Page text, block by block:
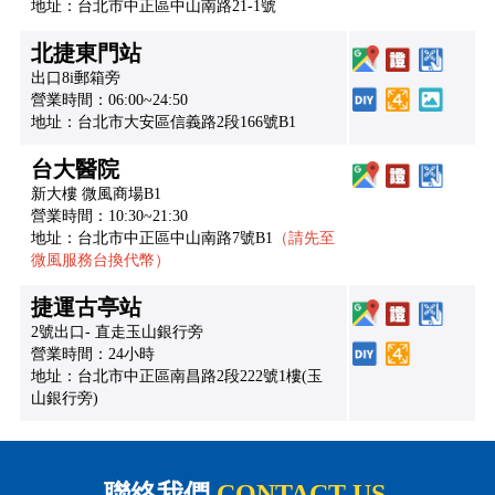
地址：台北市中正區中山南路21-1號
北捷東門站
出口8i郵箱旁
營業時間：06:00~24:50
地址：台北市大安區信義路2段166號B1
台大醫院
新大樓 微風商場B1
營業時間：10:30~21:30
地址：台北市中正區中山南路7號B1 （請先至
微風服務台換代幣）
捷運古亭站
2號出口- 直走玉山銀行旁
營業時間：24小時
地址：台北市中正區南昌路2段222號1樓(玉
山銀行旁)